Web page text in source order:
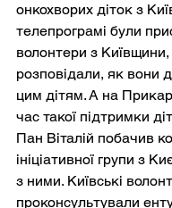
онкохворих діток з
телепрограмі були
волонтери з Київщини,
розповідали, як вони
цим дітям. А на
час такої підтримки
Пан Віталій побачив
ініціативної групи з
з ними. Київські
проконсультували